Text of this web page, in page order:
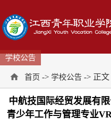
学校公告
首页 -> 学校公告 -> 正文
中航技国际经贸发展有
青少年工作与管理专业